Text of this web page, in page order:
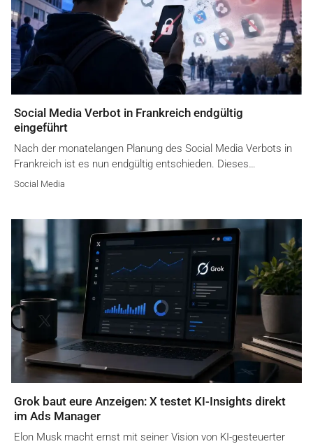
Social Media Verbot in Frankreich endgültig
eingeführt
Nach der monatelangen Planung des Social Media Verbots in
Frankreich ist es nun endgültig entschieden. Dieses…
Social Media
Grok baut eure Anzeigen: X testet KI-Insights direkt
im Ads Manager
Elon Musk macht ernst mit seiner Vision von KI-gesteuerter